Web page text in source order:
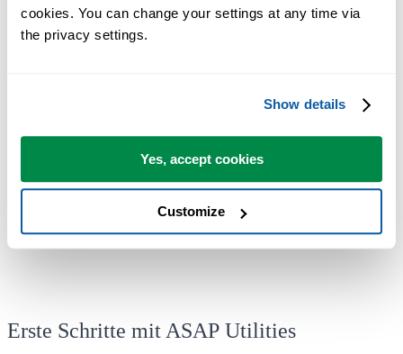
cookies. You can change your settings at any time via
the privacy settings.
Show details
Yes, accept cookies
Customize
Sie können sofort loslegen. Keine Schulung erforderlich.
Vertraut von Teams in über 28.500 Organisationen.
Erste Schritte mit ASAP Utilities